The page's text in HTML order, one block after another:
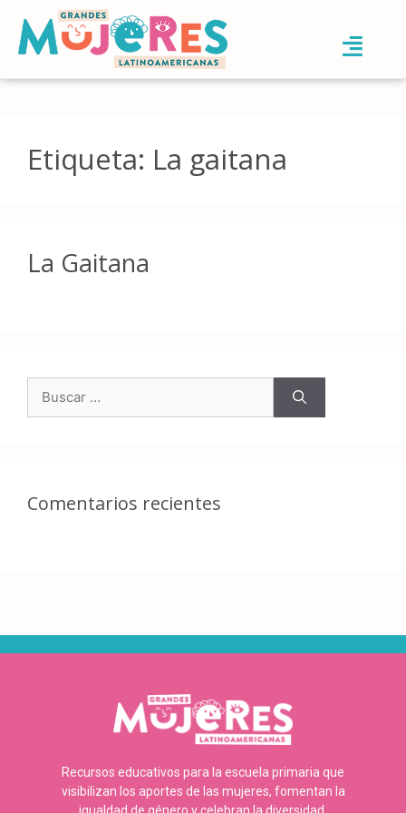
Etiqueta: La gaitana
La Gaitana
Comentarios recientes
Recursos educativos para la escuela primaria que
visibilizan los aportes de las mujeres, fomentan la
igualdad de género y celebran la diversidad.